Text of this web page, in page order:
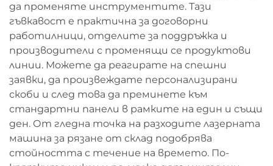
да променяте инструментите. Тази
гъвкавост е практична за договорни
работилници, отделите за поддръжка и
производители с променящи се продуктови
линии. Можете да реагирате на спешни
заявки, да произвеждате персонализирани
скоби и след това да преминете към
стандартни панели в рамките на един и същи
ден. От гледна точка на разходите лазерната
машина за рязане от склад подобрява
стойността с течение на времето. По-